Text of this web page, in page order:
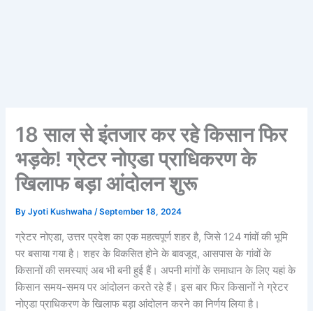
18 साल से इंतजार कर रहे किसान फिर
भड़के! ग्रेटर नोएडा प्राधिकरण के
खिलाफ बड़ा आंदोलन शुरू
ByJyoti Kushwaha/September 18, 2024
ग्रेटर नोएडा, उत्तर प्रदेश का एक महत्वपूर्ण शहर है, जिसे 124 गांवों की भूमि
पर बसाया गया है। शहर के विकसित होने के बावजूद, आसपास के गांवों के
किसानों की समस्याएं अब भी बनी हुई हैं। अपनी मांगों के समाधान के लिए यहां के
किसान समय-समय पर आंदोलन करते रहे हैं। इस बार फिर किसानों ने ग्रेटर
नोएडा प्राधिकरण के खिलाफ बड़ा आंदोलन करने का निर्णय लिया है।